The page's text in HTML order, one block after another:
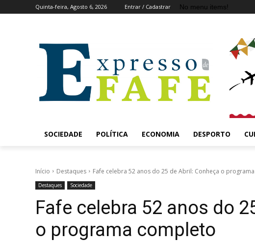
Quinta-feira, Agosto 6, 2026 Entrar / Cadastrar No menu items!
SOCIEDADE POLÍTICA ECONOMIA DESPORTO
Início Destaques Fafe celebra 52 anos do 25 de Abril: Conheça o
Destaques Sociedade
Fafe celebra 52 anos do
o programa completo